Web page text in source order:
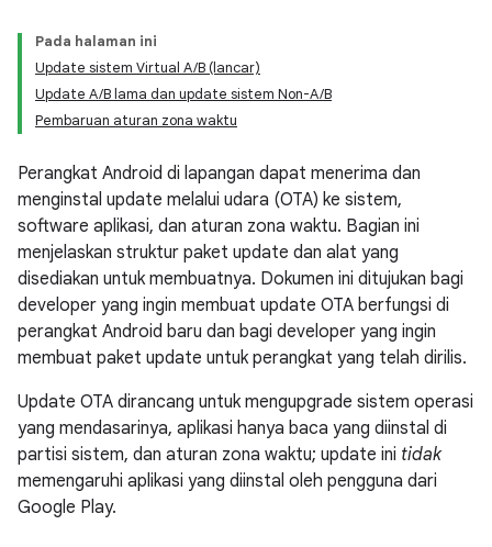
Pada halaman ini
Update sistem Virtual A/B (lancar)
Update A/B lama dan update sistem Non-A/B
Pembaruan aturan zona waktu
Perangkat Android di lapangan dapat menerima dan
menginstal update melalui udara (OTA) ke sistem,
software aplikasi, dan aturan zona waktu. Bagian ini
menjelaskan struktur paket update dan alat yang
disediakan untuk membuatnya. Dokumen ini ditujukan bagi
developer yang ingin membuat update OTA berfungsi di
perangkat Android baru dan bagi developer yang ingin
membuat paket update untuk perangkat yang telah dirilis.
Update OTA dirancang untuk mengupgrade sistem operasi
yang mendasarinya, aplikasi hanya baca yang diinstal di
partisi sistem, dan aturan zona waktu; update ini tidak
memengaruhi aplikasi yang diinstal oleh pengguna dari
Google Play.